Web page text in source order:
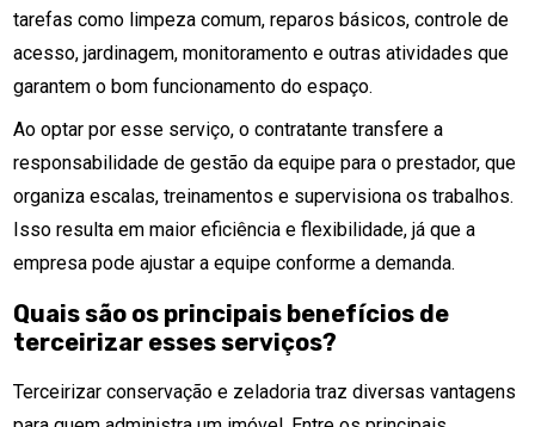
tarefas como limpeza comum, reparos básicos, controle de
acesso, jardinagem, monitoramento e outras atividades que
garantem o bom funcionamento do espaço.
Ao optar por esse serviço, o contratante transfere a
responsabilidade de gestão da equipe para o prestador, que
organiza escalas, treinamentos e supervisiona os trabalhos.
Isso resulta em maior eficiência e flexibilidade, já que a
empresa pode ajustar a equipe conforme a demanda.
Quais são os principais benefícios de
terceirizar esses serviços?
Terceirizar conservação e zeladoria traz diversas vantagens